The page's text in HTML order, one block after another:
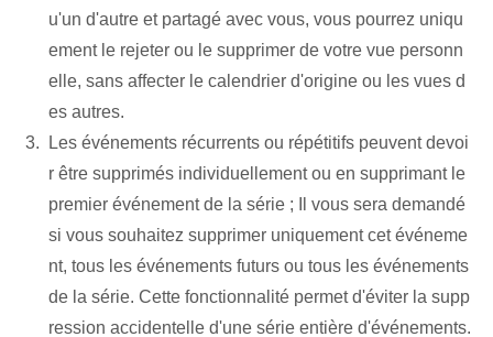
u'un d'autre et partagé avec vous, vous pourrez uniqu
ement le rejeter ou le supprimer de votre vue personn
elle, sans affecter le calendrier d'origine ou les vues d
es autres.
Les événements récurrents ou répétitifs peuvent devoi
r être supprimés individuellement ou en supprimant le
premier événement de la série ; Il vous sera demandé
si vous souhaitez supprimer uniquement cet événeme
nt, tous les événements futurs ou tous les événements
de la série. Cette fonctionnalité permet d'éviter la supp
ression accidentelle d'une série entière d'événements.